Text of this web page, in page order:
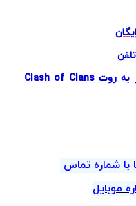
دانلود هک کلش اف کلنز بدون نیاز به روت Clash of Clans
با شماره تماس
موبایل